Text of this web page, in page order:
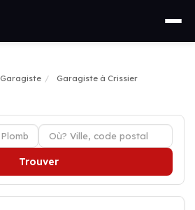
Garagiste
Garagiste à Crissier
Trouver